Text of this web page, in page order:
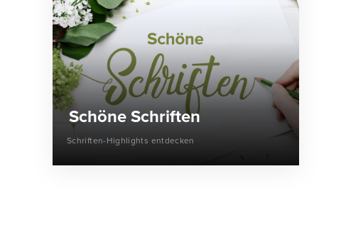
Schöne Schriften
Schriften-Highlights entdecken